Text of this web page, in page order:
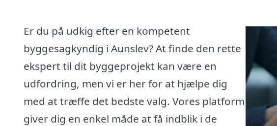
Er du på udkig efter en kompetent
byggesagkyndig i Aunslev? At finde den rette
ekspert til dit byggeprojekt kan være en
udfordring, men vi er her for at hjælpe dig
med at træffe det bedste valg. Vores platform
giver dig en enkel måde at få indblik i de